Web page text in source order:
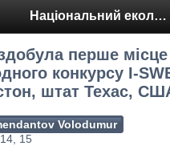
Національний еколого-натуралістичний центр
перше
конкурсу I-
штат Техас,
Volodumur
15